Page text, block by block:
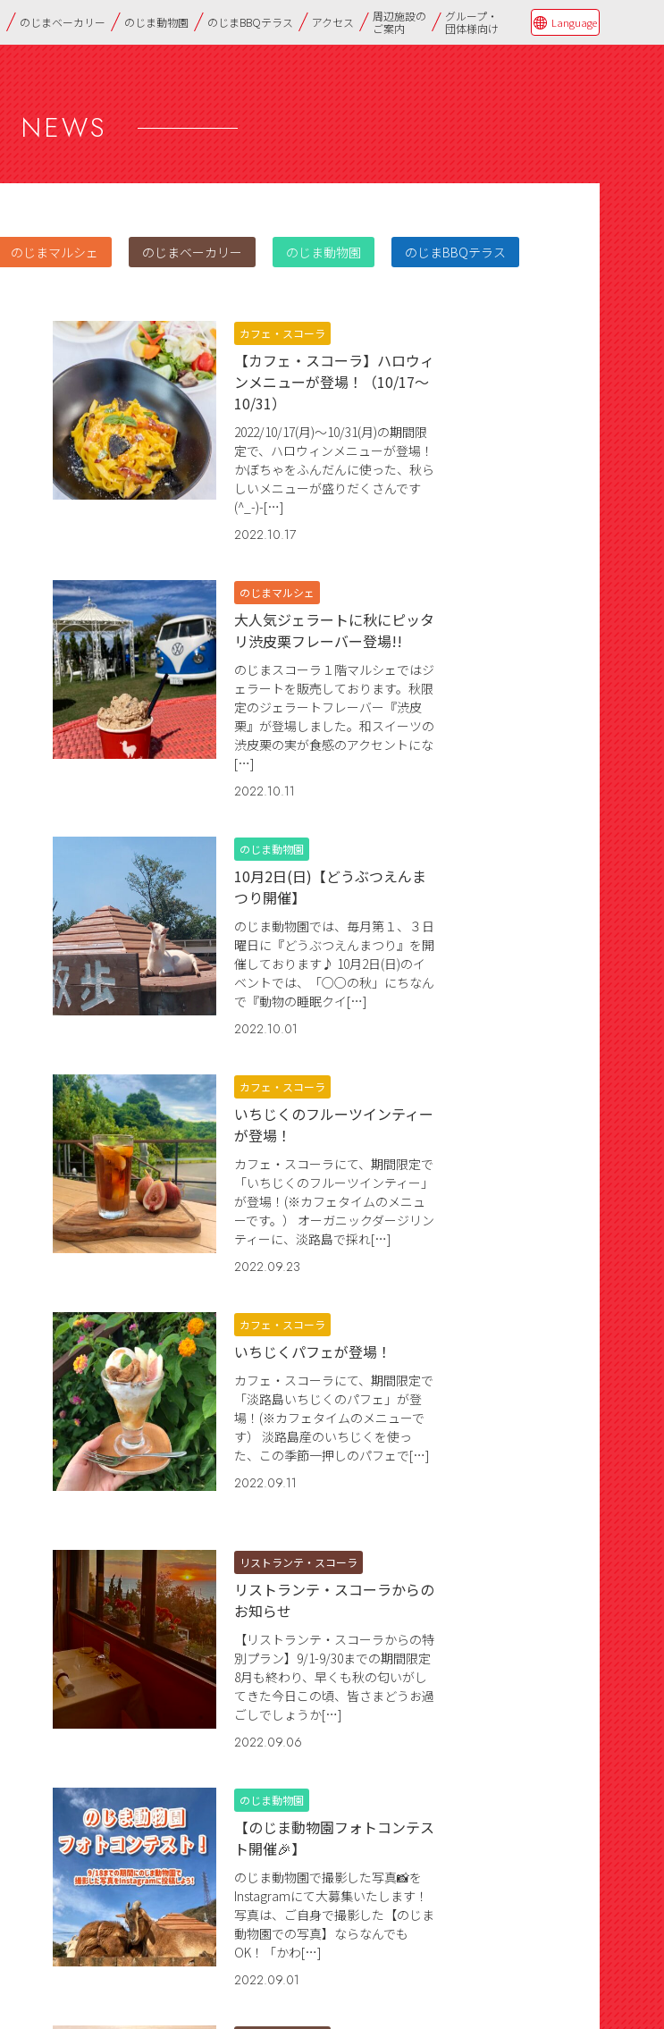
のじまベーカリー のじま動物園 のじまBBQテラス アクセス
周辺施設の
ご案内
グループ・
団体様向け
Language
NEWS
のじまマルシェ のじまベーカリー のじま動物園 のじまBBQテラス
カフェ・スコーラ
【カフェ・スコーラ】ハロウィ
ンメニューが登場！（10/17～
10/31）
2022/10/17(月)～10/31(月)の期間限
定で、ハロウィンメニューが登場！
かぼちゃをふんだんに使った、秋ら
しいメニューが盛りだくさんです
(^_-)-[…]
2022.10.17
のじまマルシェ
大人気ジェラートに秋にピッタ
リ渋皮栗フレーバー登場!!
のじまスコーラ１階マルシェではジ
ェラートを販売しております。秋限
定のジェラートフレーバー『渋皮
栗』が登場しました。和スイーツの
渋皮栗の実が食感のアクセントにな
[…]
2022.10.11
のじま動物園
10月2日(日)【どうぶつえんま
つり開催】
のじま動物園では、毎月第１、３日
曜日に『どうぶつえんまつり』を開
催しております♪ 10月2日(日)のイ
ベントでは、「○○の秋」にちなん
で『動物の睡眠クイ[…]
2022.10.01
カフェ・スコーラ
いちじくのフルーツインティー
が登場！
カフェ・スコーラにて、期間限定で
「いちじくのフルーツインティー」
が登場！(※カフェタイムのメニュ
ーです。） オーガニックダージリン
ティーに、淡路島で採れ[…]
2022.09.23
カフェ・スコーラ
いちじくパフェが登場！
カフェ・スコーラにて、期間限定で
「淡路島いちじくのパフェ」が登
場！(※カフェタイムのメニューで
す） 淡路島産のいちじくを使っ
た、この季節一押しのパフェで[…]
2022.09.11
リストランテ・スコーラ
リストランテ・スコーラからの
お知らせ
【リストランテ・スコーラからの特
別プラン】9/1-9/30までの期間限定
8月も終わり、早くも秋の匂いがし
てきた今日この頃、皆さまどうお過
ごしでしょうか[…]
2022.09.06
のじま動物園
【のじま動物園フォトコンテス
ト開催🎉】
のじま動物園で撮影した写真📸を
Instagramにて大募集いたします！
写真は、ご自身で撮影した【のじま
動物園での写真】ならなんでも
OK！「かわ[…]
2022.09.01